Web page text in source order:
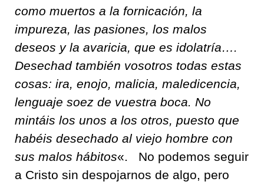
como muertos a la fornicación, la
impureza, las pasiones, los malos
deseos y la avaricia, que es idolatría….
Desechad también vosotros todas estas
cosas: ira, enojo, malicia, maledicencia,
lenguaje soez de vuestra boca. No
mintáis los unos a los otros, puesto que
habéis desechado al viejo hombre con
sus malos hábitos«.
No podemos seguir
a Cristo sin despojarnos de algo, pero